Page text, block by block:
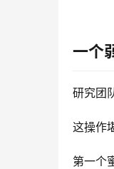
一个
研究团
这操作
第一个